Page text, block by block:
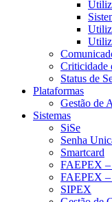
Criticidade
Status de
Plataformas
Gestão de
Sistemas
SiSe
Senha
Smartcard
FAEPEX –
FAEPEX –
SIPEX